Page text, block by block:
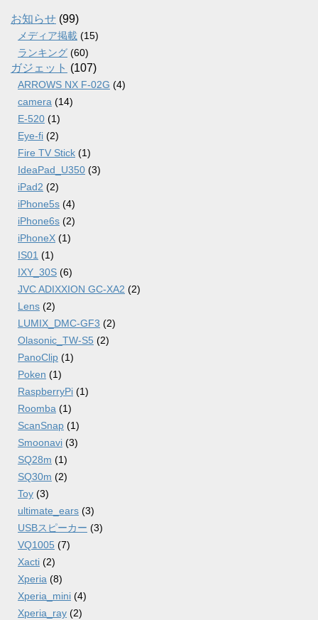
ブ
お知らせ (99)
メディア掲載 (15)
ランキング (60)
ガジェット (107)
ARROWS NX F-02G (4)
camera (14)
E-520 (1)
Eye-fi (2)
Fire TV Stick (1)
IdeaPad_U350 (3)
iPad2 (2)
iPhone5s (4)
iPhone6s (2)
iPhoneX (1)
IS01 (1)
IXY_30S (6)
JVC ADIXXION GC-XA2 (2)
Lens (2)
LUMIX_DMC-GF3 (2)
Olasonic_TW-S5 (2)
PanoClip (1)
Poken (1)
RaspberryPi (1)
Roomba (1)
ScanSnap (1)
Smoonavi (3)
SQ28m (1)
SQ30m (2)
Toy (3)
ultimate_ears (3)
USBスピーカー (3)
VQ1005 (7)
Xacti (2)
Xperia (8)
Xperia_mini (4)
Xperia_ray (2)